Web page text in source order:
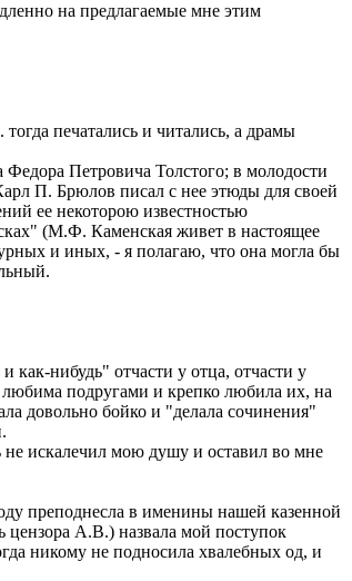
на предлагаемые мне этим
печатались и читались, а драмы
Петровича Толстого; в молодости
П. Брюлов писал с нее этюды для своей
ее некоторою известностью
(М.Ф. Каменская живет в настоящее
и иных, - я полагаю, что она могла бы
как-нибудь" отчасти у отца, отчасти у
любима подругами и крепко любила их, на
довольно бойко и "делала сочинения"
не искалечил мою душу и оставил во мне
преподнесла в именины нашей казенной
цензора А.В.) назвала мой поступок
никому не подносила хвалебных од, и